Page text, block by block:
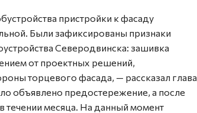
пристройки к фасаду
Были зафиксированы признаки
Северодвинска: зашивка
от проектных решений,
торцевого фасада, — рассказал глава
объявлено предостережение, а после
течении месяца. На данный момент